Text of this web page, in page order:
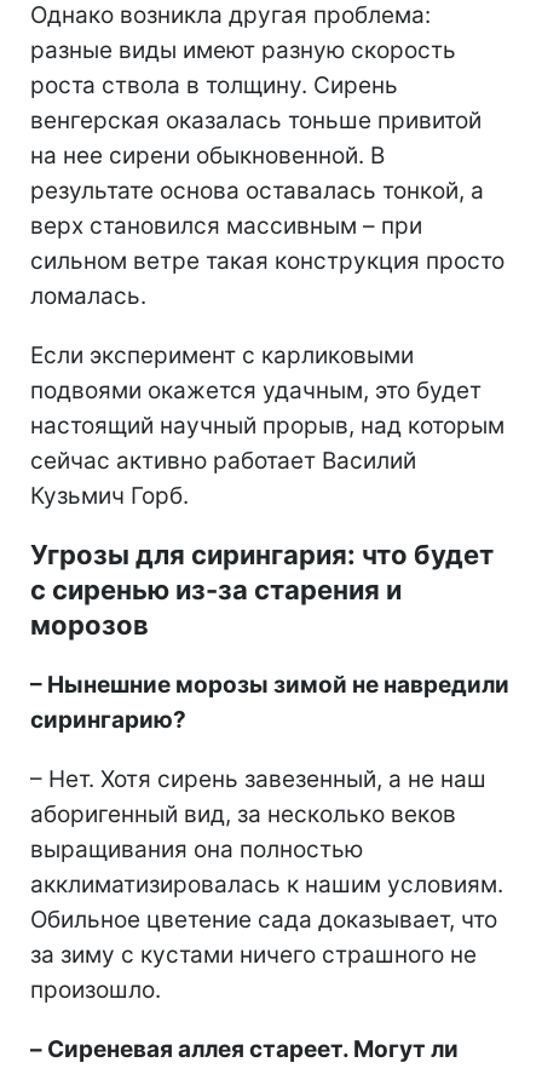
Однако возникла другая проблема:
разные виды имеют разную скорость
роста ствола в толщину. Сирень
венгерская оказалась тоньше привитой
на нее сирени обыкновенной. В
результате основа оставалась тонкой, а
верх становился массивным – при
сильном ветре такая конструкция просто
ломалась.
Если эксперимент с карликовыми
подвоями окажется удачным, это будет
настоящий научный прорыв, над которым
сейчас активно работает Василий
Кузьмич Горб.
Угрозы для сирингария: что будет
с сиренью из-за старения и
морозов
– Нынешние морозы зимой не навредили
сирингарию?
– Нет. Хотя сирень завезенный, а не наш
аборигенный вид, за несколько веков
выращивания она полностью
акклиматизировалась к нашим условиям.
Обильное цветение сада доказывает, что
за зиму с кустами ничего страшного не
произошло.
–​​​​​​​ Сиреневая аллея стареет. Могут ли